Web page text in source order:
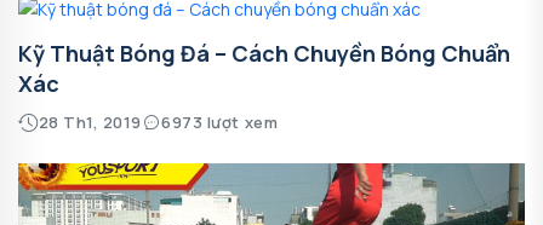
Kỹ Thuật Bóng Đá – Cách Chuyền Bóng Chuẩn
Xác
28 Th1, 2019 6973 lượt xem